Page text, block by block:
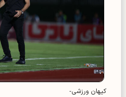
کیهان ورزشی-